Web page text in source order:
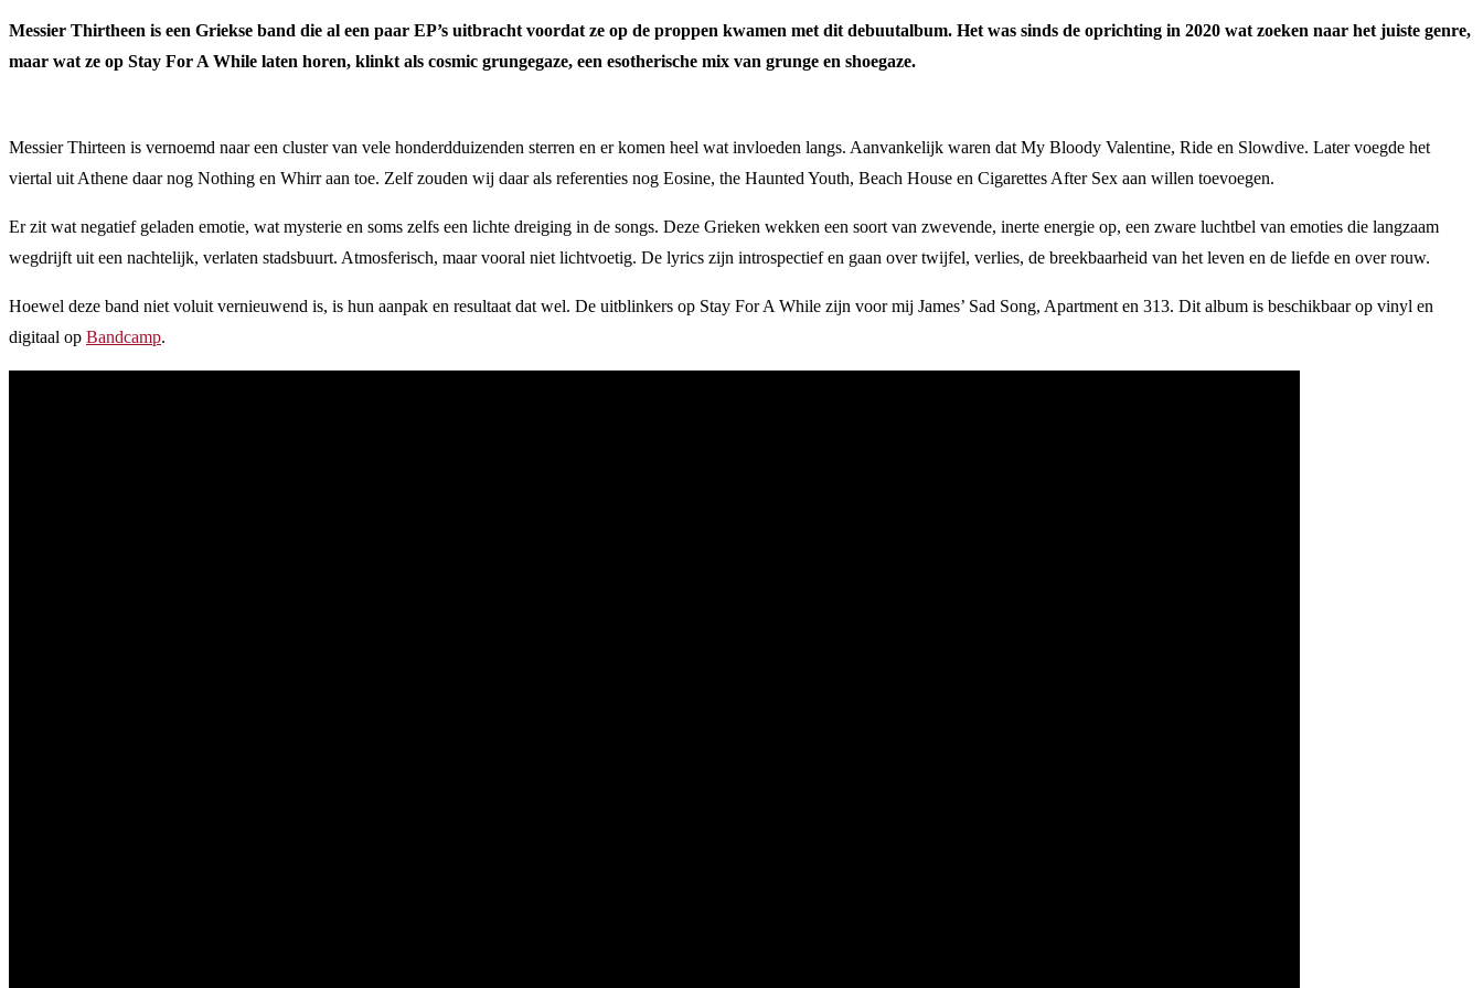
Messier Thirtheen is een Griekse band die al een paar EP’s uitbracht voordat ze op de proppen kwamen met dit debuutalbum. Het was sinds de oprichting in 2020 wat zoeken naar het juiste genre,
maar wat ze op Stay For A While laten horen, klinkt als cosmic grungegaze, een esotherische mix van grunge en shoegaze.
Messier Thirteen is vernoemd naar een cluster van vele honderdduizenden sterren en er komen heel wat invloeden langs. Aanvankelijk waren dat My Bloody Valentine, Ride en Slowdive. Later voegde het
viertal uit Athene daar nog Nothing en Whirr aan toe. Zelf zouden wij daar als referenties nog Eosine, the Haunted Youth, Beach House en Cigarettes After Sex aan willen toevoegen.
Er zit wat negatief geladen emotie, wat mysterie en soms zelfs een lichte dreiging in de songs. Deze Grieken wekken een soort van zwevende, inerte energie op, een zware luchtbel van emoties die langzaam
wegdrijft uit een nachtelijk, verlaten stadsbuurt. Atmosferisch, maar vooral niet lichtvoetig. De lyrics zijn introspectief en gaan over twijfel, verlies, de breekbaarheid van het leven en de liefde en over rouw.
Hoewel deze band niet voluit vernieuwend is, is hun aanpak en resultaat dat wel. De uitblinkers op Stay For A While zijn voor mij James’ Sad Song, Apartment en 313. Dit album is beschikbaar op vinyl en
digitaal op Bandcamp.